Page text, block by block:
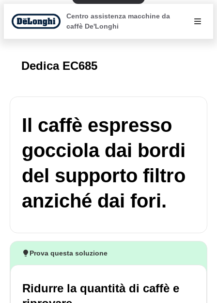
Centro assistenza macchine da
caffè De'Longhi
Dedica EC685
Il caffè espresso
gocciola dai bordi
del supporto filtro
anziché dai fori.
Prova questa soluzione
Ridurre la quantità di caffè e